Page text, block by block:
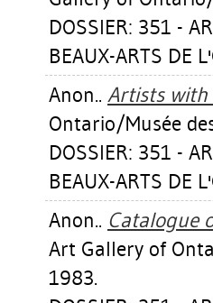
DOSSIER: 351 -
BEAUX-ARTS DE
Anon.. Artists with
Ontario/Musée
DOSSIER: 351 -
BEAUX-ARTS DE
Anon.. Catalogue
Art Gallery of
1983.